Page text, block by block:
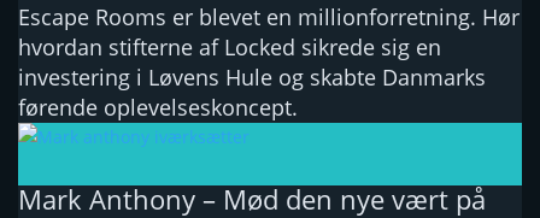
Escape Rooms er blevet en millionforretning. Hør
hvordan stifterne af Locked sikrede sig en
investering i Løvens Hule og skabte Danmarks
førende oplevelseskoncept.
Mark Anthony – Mød den nye vært på